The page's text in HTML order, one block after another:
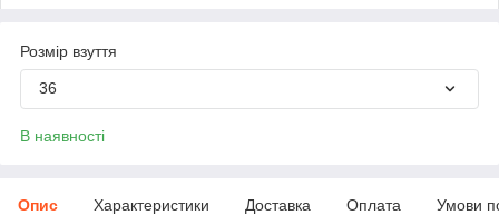
Розмір взуття
36
В наявності
Опис Характеристики Доставка Оплата Умови